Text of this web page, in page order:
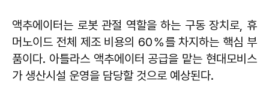
액추에이터는 로봇 관절 역할을 하는 구동 장치로, 휴
머노이드 전체 제조 비용의 60％를 차지하는 핵심 부
품이다. 아틀라스 액추에이터 공급을 맡는 현대모비스
가 생산시설 운영을 담당할 것으로 예상된다.